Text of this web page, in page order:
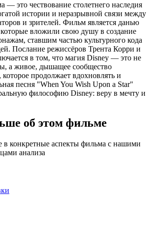
— это чествование столетнего наследия
истории и неразрывной связи между
и зрителей. Фильм является данью
вложили свою душу в создание
ставшим частью культурного кода
Послание режиссёров Трента Корри и
в том, что магия Disney — это не
а живое, дышащее сообщество
продолжает вдохновлять и
песня "When You Wish Upon a Star"
философию Disney: веру в мечту и
об этом фильме
в конкретные аспекты фильма с нашими
анализа